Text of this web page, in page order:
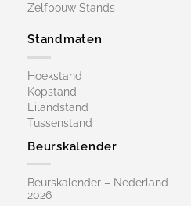
Zelfbouw Stands
Standmaten
Hoekstand
Kopstand
Eilandstand
Tussenstand
Beurskalender
Beurskalender – Nederland
2026